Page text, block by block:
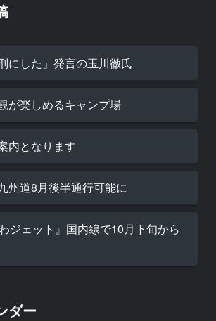
にした」発言の玉川徹氏
が楽しめるキャンプ場
内となります
州道8月後半通行可能に
ジェット』国内線で10月下旬から
ダー